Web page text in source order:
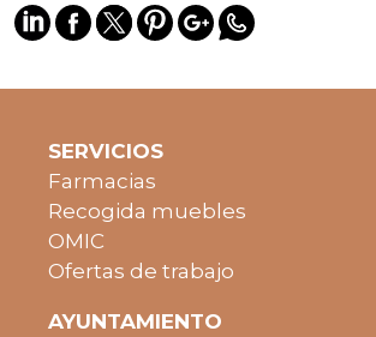
SERVICIOS
Farmacias
Recogida muebles
OMIC
Ofertas de trabajo
AYUNTAMIENTO